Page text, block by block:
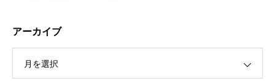
アーカイブ
月を選択